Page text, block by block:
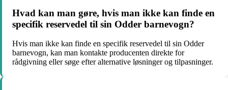
Hvad kan man gøre, hvis man ikke kan finde en
specifik reservedel til sin Odder barnevogn?
Hvis man ikke kan finde en specifik reservedel til sin Odder
barnevogn, kan man kontakte producenten direkte for
rådgivning eller søge efter alternative løsninger og tilpasninger.